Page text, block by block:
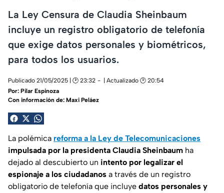
La Ley Censura de Claudia Sheinbaum
incluye un registro obligatorio de telefonía
que exige datos personales y biométricos,
para todos los usuarios.
Publicado 21/05/2025 | 🕑 23:32
| Actualizado 🕑 20:54
Por: Pilar Espinoza
Con información de: Maxi Peláez
La polémica reforma a la Ley de Telecomunicaciones
impulsada por la presidenta Claudia Sheinbaum ha
dejado al descubierto un intento por legalizar el
espionaje a los ciudadanos a través de un registro
obligatorio de telefonía que incluye datos personales y